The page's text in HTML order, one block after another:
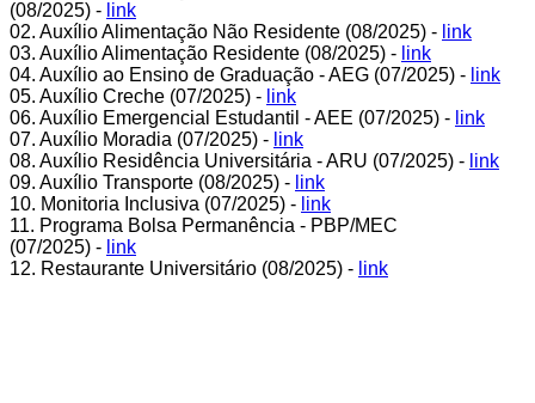
(08/2025) - link
02. Auxílio Alimentação Não Residente (08/2025) - link
03. Auxílio Alimentação Residente (08/2025) - link
04. Auxílio ao Ensino de Graduação - AEG (07/2025) - link
05. Auxílio Creche (07/2025) - link
06. Auxílio Emergencial Estudantil - AEE (07/2025) - link
07. Auxílio Moradia (07/2025) - link
08. Auxílio Residência Universitária - ARU (07/2025) - link
09. Auxílio Transporte (08/2025) - link
10. Monitoria Inclusiva (07/2025) - link
11. Programa Bolsa Permanência - PBP/MEC
(07/2025) - link
12. Restaurante Universitário (08/2025) - link